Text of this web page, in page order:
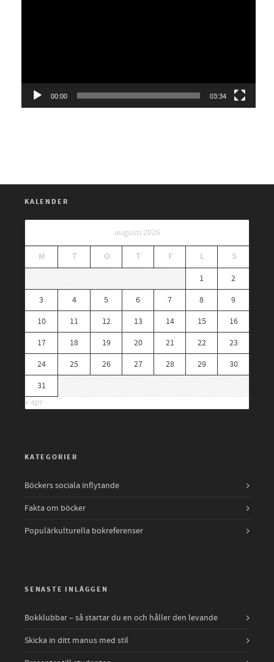
00:00 03:34
KALENDER
augusti 2026
M T O T F L
S
1
2
3
4 5 6 7 8
9
10
11 12 13 14 15
16
17
18 19 20 21 22
23
24
25 26 27 28 29
30
31
« apr
KATEGORIER
Böckers sociala inflytande
Fakta om böcker
Populärkulturella bokreferenser
SENASTE INLÄGGEN
Bokklubbar – så startar du en och håller den levande
Skicka in ditt manus med stil